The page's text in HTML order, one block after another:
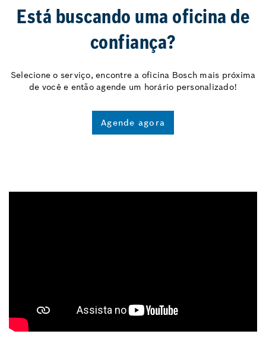
Está buscando uma oficina de
confiança?
Selecione o serviço, encontre a oficina Bosch mais próxima
de você e então agende um horário personalizado!
Agende agora